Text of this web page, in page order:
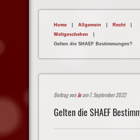
Home | Allgemein | Recht
|
Weltgeschehen
|
Gelten die SHAEF Bestimmungen?
Beitrag vonJoam 7. September 2022
Gelten die SHAEF